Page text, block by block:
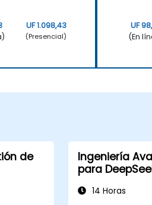
UF 1.098,43
(Presencial)
UF
(En
de
Ingeniería
para
14 Horas